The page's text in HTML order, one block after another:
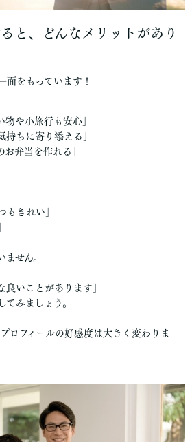
と、どんなメリットがあり
面をもっています！
物や小旅行も安心」
持ちに寄り添える」
お弁当を作れる」
もきれい」
せん。
良いことがあります」
てみましょう。
ロフィールの好感度は大きく変わりま